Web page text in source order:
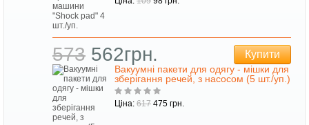
573 562грн. Купити
Вакуумні пакети для одягу - мішки для
зберігання речей, з насосом (5 шт./уп.)
Ціна: 617 475 грн.